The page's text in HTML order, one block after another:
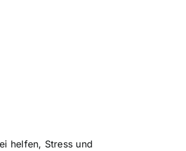
helfen, Stress und